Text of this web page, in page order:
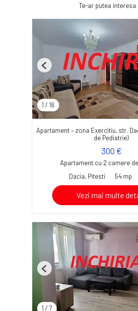
Te-ar putea interesa
1 / 16
Previous
Apartament – zona Exercitiu, str.
de Pediatrie)
300 €
Apartament cu 2 camere
Dacia, Pitesti
54 mp
Vezi mai multe
1 / 7
Previous